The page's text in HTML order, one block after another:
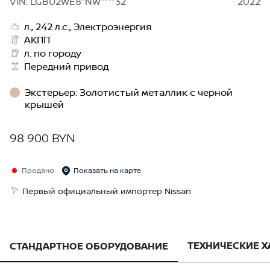
СТАНДАРТНОЕ ОБОРУДОВАНИЕ ТЕХНИЧЕСКИЕ
л., 242 л.с., Электроэнергия
АКПП
л. по городу
Передний привод
Экстерьер: Золотистый металлик с черной
крышей
98 900 BYN
Продано Показать на карте
Первый официальный импортер Nissan